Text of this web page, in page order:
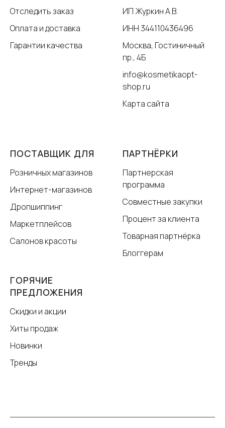
Отследить заказ
Оплата и доставка
Гарантии качества
ИП Журкин А.В.
ИНН 344110436496
Москва, Гостиничный
пр., 4Б
info@kosmetikaopt-
shop.ru
Карта сайта
ПОСТАВЩИК ДЛЯ
Розничных магазинов
Интернет-магазинов
Дропшиппинг
Маркетплейсов
Салонов красоты
ПАРТНЁРКИ
Партнерская
программа
Совместные закупки
Процент за клиента
Товарная партнёрка
Блоггерам
ГОРЯЧИЕ
ПРЕДЛОЖЕНИЯ
Скидки и акции
Хиты продаж
Новинки
Тренды